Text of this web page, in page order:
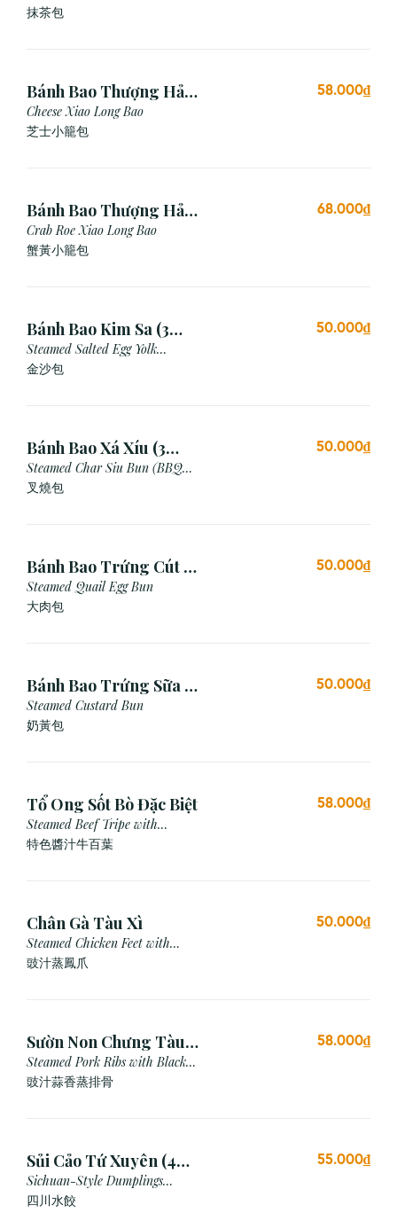
Tea Bun)
抹茶包
Bánh Bao Thượng Hải
Phô Mai (3 Viên)
Cheese Xiao Long Bao
芝士小籠包
58.000₫
Bánh Bao Thượng Hải
Gạch Cua (3 Viên)
Crab Roe Xiao Long Bao
蟹黃小籠包
68.000₫
Bánh Bao Kim Sa (3
Cái)
Steamed Salted Egg Yolk
Custard Bun
金沙包
50.000₫
Bánh Bao Xá Xíu (3
Cái)
Steamed Char Siu Bun (BBQ
Pork Bun)
叉燒包
50.000₫
Bánh Bao Trứng Cút (3
Cái)
Steamed Quail Egg Bun
大肉包
50.000₫
Bánh Bao Trứng Sữa (3
Cái)
Steamed Custard Bun
奶黃包
50.000₫
Tổ Ong Sốt Bò Đặc Biệt
Steamed Beef Tripe with
Special Sauce
特色醬汁牛百葉
58.000₫
Chân Gà Tàu Xì
Steamed Chicken Feet with
Black Bean Sauce
豉汁蒸鳳爪
50.000₫
Sườn Non Chưng Tàu
Xì Tỏi
Steamed Pork Ribs with Black
Bean & Garlic Sauce
豉汁蒜香蒸排骨
58.000₫
Sủi Cảo Tứ Xuyên (4
viên)
Sichuan-Style Dumplings
(Spicy)
四川水餃
55.000₫